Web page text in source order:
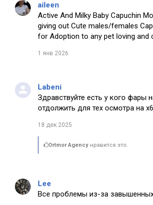
aileen
Active And Milky Baby Capuchin
giving out Cute males/females
for Adoption to any pet loving and
1 янв 2026
Labeni
Здравствуйте есть у кого фары
отдолжить для тех осмотра на
18 дек 2025
Ortmor Agency нравится это.
Lee
Все проблемы из-за